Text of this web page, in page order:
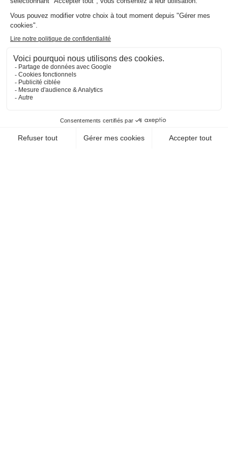
EN SAVOIR +
Team Classic,
Connect ou